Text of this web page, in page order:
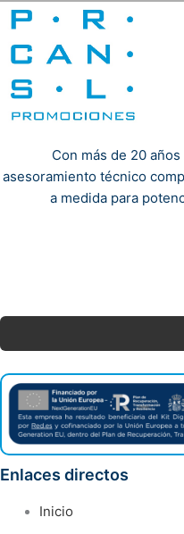
Con más de 20
asesoramiento técnico
a medida para
Enlaces directos
Inicio